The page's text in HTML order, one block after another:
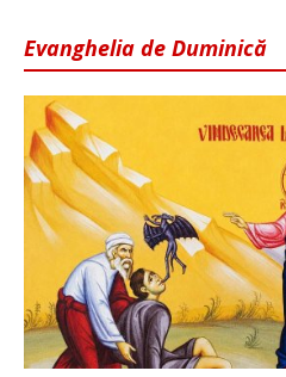
Evanghelia de Duminică